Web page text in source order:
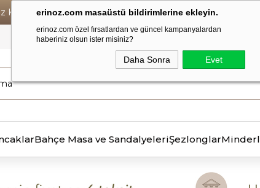
erinoz.com masaüstü bildirimlerine ekleyin.
erinoz.com özel fırsatlardan ve güncel kampanyalardan
haberiniz olsun ister misiniz?
Daha Sonra Evet
Kargo • Vade Farksız 6 Taksit ! • Havale
Bahçe Masa ve SandalyeleriŞezlonglar